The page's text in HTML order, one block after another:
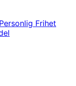
Frihet